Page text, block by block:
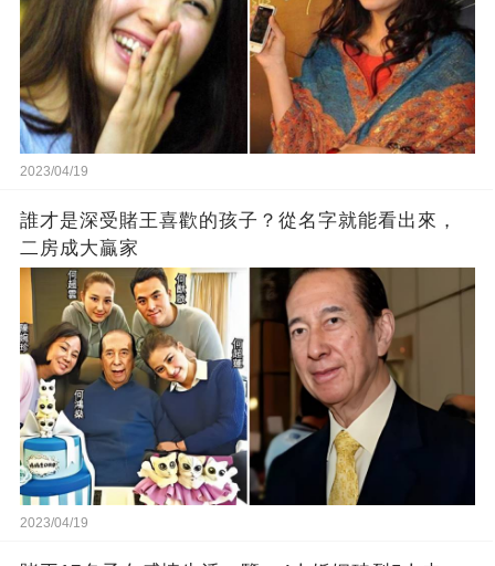
2023/04/19
誰才是深受賭王喜歡的孩子？從名字就能看出來，
二房成大贏家
2023/04/19